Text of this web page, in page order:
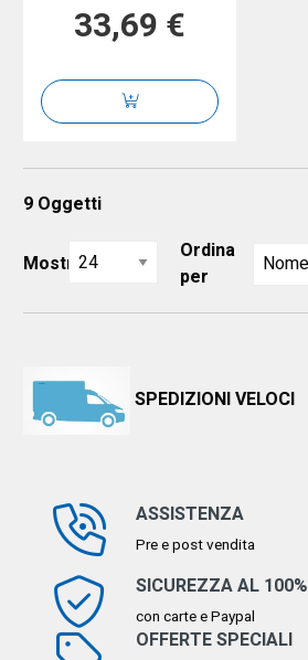
33,69 €
9 Oggetti
Mostra
Ordina
per
SPEDIZIONI VELOCI
ASSISTENZA
Pre e post vendita
SICUREZZA AL 100%
con carte e Paypal
OFFERTE SPECIALI